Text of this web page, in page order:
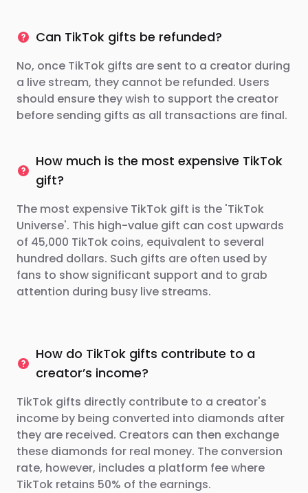
Can TikTok gifts be refunded?
No, once TikTok gifts are sent to a creator during
a live stream, they cannot be refunded. Users
should ensure they wish to support the creator
before sending gifts as all transactions are final.
How much is the most expensive TikTok
gift?
The most expensive TikTok gift is the 'TikTok
Universe'. This high-value gift can cost upwards
of 45,000 TikTok coins, equivalent to several
hundred dollars. Such gifts are often used by
fans to show significant support and to grab
attention during busy live streams.
How do TikTok gifts contribute to a
creator’s income?
TikTok gifts directly contribute to a creator's
income by being converted into diamonds after
they are received. Creators can then exchange
these diamonds for real money. The conversion
rate, however, includes a platform fee where
TikTok retains 50% of the earnings.